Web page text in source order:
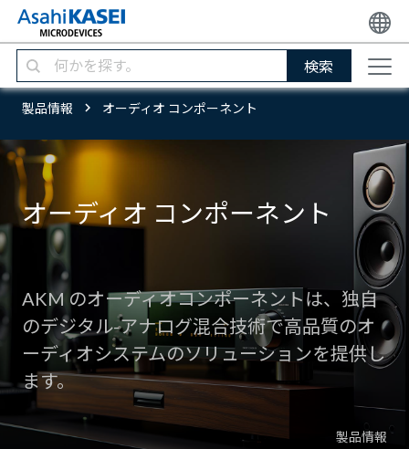
検索
製品情報 オーディオ コンポーネント
オーディオ コンポーネント
AKM のオーディオコンポーネントは、独自
のデジタル-アナログ混合技術で高品質のオ
ーディオシステムのソリューションを提供し
ます。
製品情報